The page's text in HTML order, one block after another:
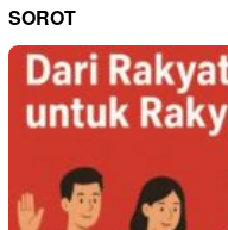
SOROT